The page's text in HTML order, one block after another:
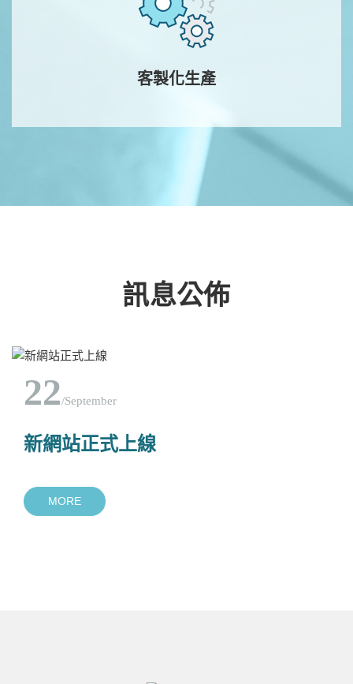
客製化生產
訊息公佈
22/September
新網站正式上線
MORE